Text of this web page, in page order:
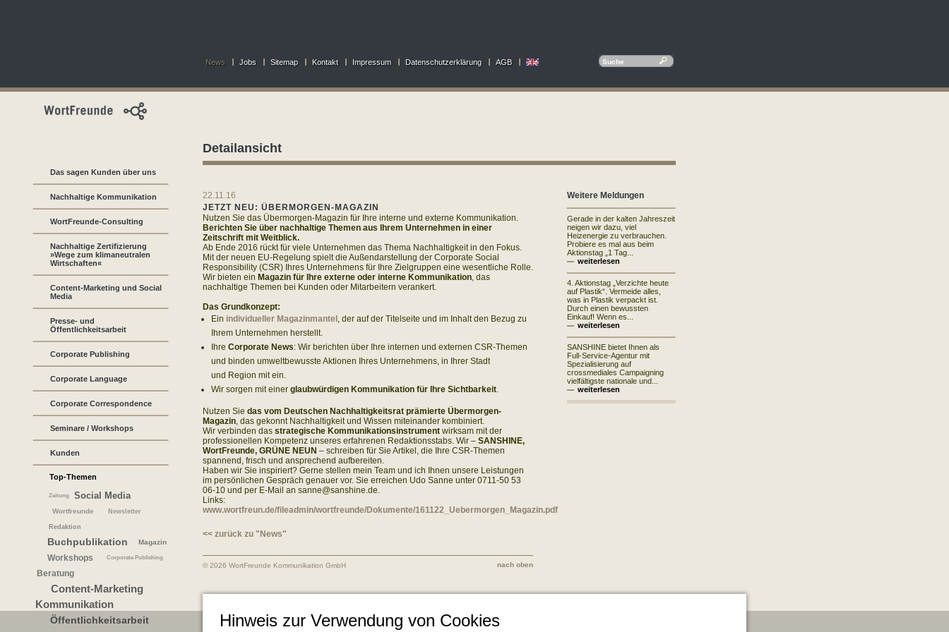
News Jobs Sitemap Kontakt Impressum Datenschutzerklärung AGB
Das sagen Kunden über uns
Nachhaltige Kommunikation
WortFreunde-Consulting
Nachhaltige Zertifizierung
»Wege zum klimaneutralen
Wirtschaften«
Content-Marketing und Social
Media
Presse- und
Öffentlichkeitsarbeit
Corporate Publishing
Corporate Language
Corporate Correspondence
Seminare / Workshops
Kunden
Top-Themen
Zeitung Social Media
Wortfreunde
Newsletter
Redaktion
Buchpublikation Magazin
Workshops Corporate Publishing
Beratung
Content-Marketing
Kommunikation
Öffentlichkeitsarbeit
Detailansicht
22.11.16
JETZT NEU: ÜBERMORGEN-MAGAZIN
Nutzen Sie das Übermorgen-Magazin für Ihre interne und externe Kommunikation.
Berichten Sie über nachhaltige Themen aus Ihrem Unternehmen in einer
Zeitschrift mit Weitblick.
Ab Ende 2016 rückt für viele Unternehmen das Thema Nachhaltigkeit in den Fokus.
Mit der neuen EU-Regelung spielt die Außendarstellung der Corporate Social
Responsibility (CSR) Ihres Unternehmens für Ihre Zielgruppen eine wesentliche Rolle.
Wir bieten ein Magazin für Ihre externe oder interne Kommunikation, das
nachhaltige Themen bei Kunden oder Mitarbeitern verankert.
Das Grundkonzept:
Ein individueller Magazinmantel , der auf der Titelseite und im Inhalt den Bezug zu
Ihrem Unternehmen herstellt.
Ihre Corporate News: Wir berichten über Ihre internen und externen CSR-Themen
und binden umweltbewusste Aktionen Ihres Unternehmens, in Ihrer Stadt
und Region mit ein.
Wir sorgen mit einer glaubwürdigen Kommunikation für Ihre Sichtbarkeit.
Nutzen Sie das vom Deutschen Nachhaltigkeitsrat prämierte Übermorgen-
Magazin, das gekonnt Nachhaltigkeit und Wissen miteinander kombiniert.
Wir verbinden das strategische Kommunikationsinstrument wirksam mit der
professionellen Kompetenz unseres erfahrenen Redaktionsstabs. Wir – SANSHINE,
WortFreunde, GRÜNE NEUN – schreiben für Sie Artikel, die Ihre CSR-Themen
spannend, frisch und ansprechend aufbereiten.
Haben wir Sie inspiriert? Gerne stellen mein Team und ich Ihnen unsere Leistungen
im persönlichen Gespräch genauer vor. Sie erreichen Udo Sanne unter 0711-50 53
06-10 und per E-Mail an sanne@sanshine.de.
Links:
www.wortfreun.de/fileadmin/wortfreunde/Dokumente/161122_Uebermorgen_Magazin.pdf
<< zurück zu "News"
nach oben
© 2026 WortFreunde Kommunikation GmbH
Weitere Meldungen
Gerade in der kalten Jahreszeit
neigen wir dazu, viel
Heizenergie zu verbrauchen.
Probiere es mal aus beim
Aktionstag „1 Tag...
weiterlesen
4. Aktionstag „Verzichte heute
auf Plastik“. Vermeide alles,
was in Plastik verpackt ist.
Durch einen bewussten
Einkauf! Wenn es...
weiterlesen
SANSHINE bietet Ihnen als
Full-Service-Agentur mit
Spezialisierung auf
crossmediales Campaigning
vielfältigste nationale und...
weiterlesen
Hinweis zur Verwendung von Cookies